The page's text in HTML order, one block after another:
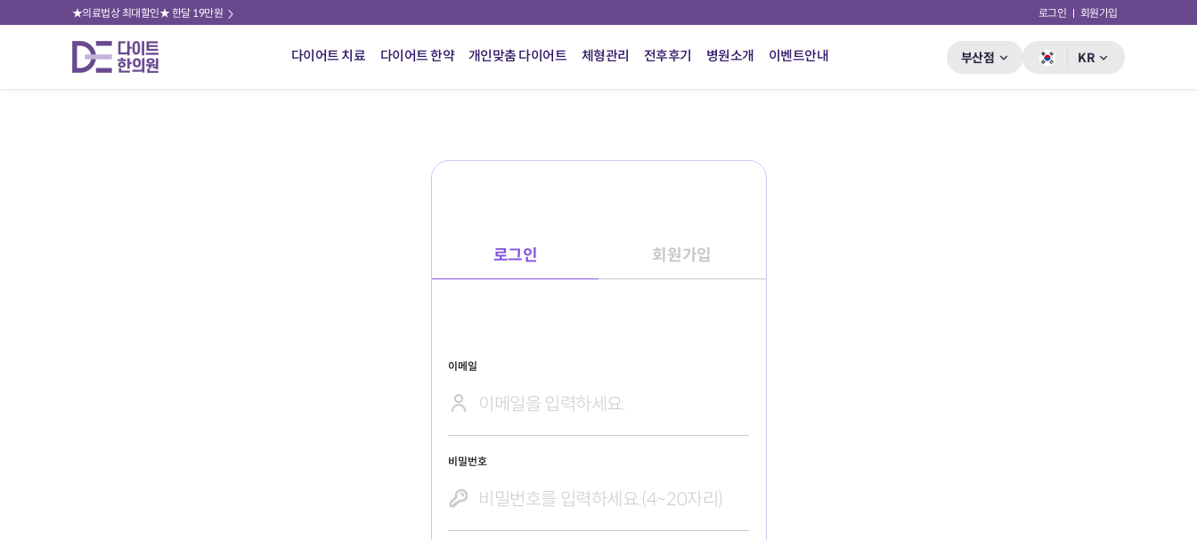
★의료법상 최대할인★ 한달 19만원 로그인 회원가입
다이어트 치료 다이어트 한약 개인맞춤 다이어트 체형관리 전후후기 병원소개 이벤트안내 부산점 KR
로그인 회원가입
이메일
비밀번호